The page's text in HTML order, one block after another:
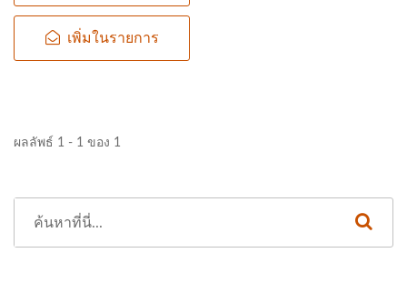
เพิ่มในรายการ
ผลลัพธ์ 1 - 1 ของ 1